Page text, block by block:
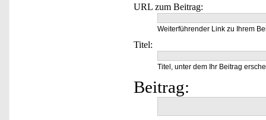
URL zum Beitrag:
Weiterführender Link zu Ihrem
Titel:
Titel, unter dem Ihr Beitrag
Beitrag: